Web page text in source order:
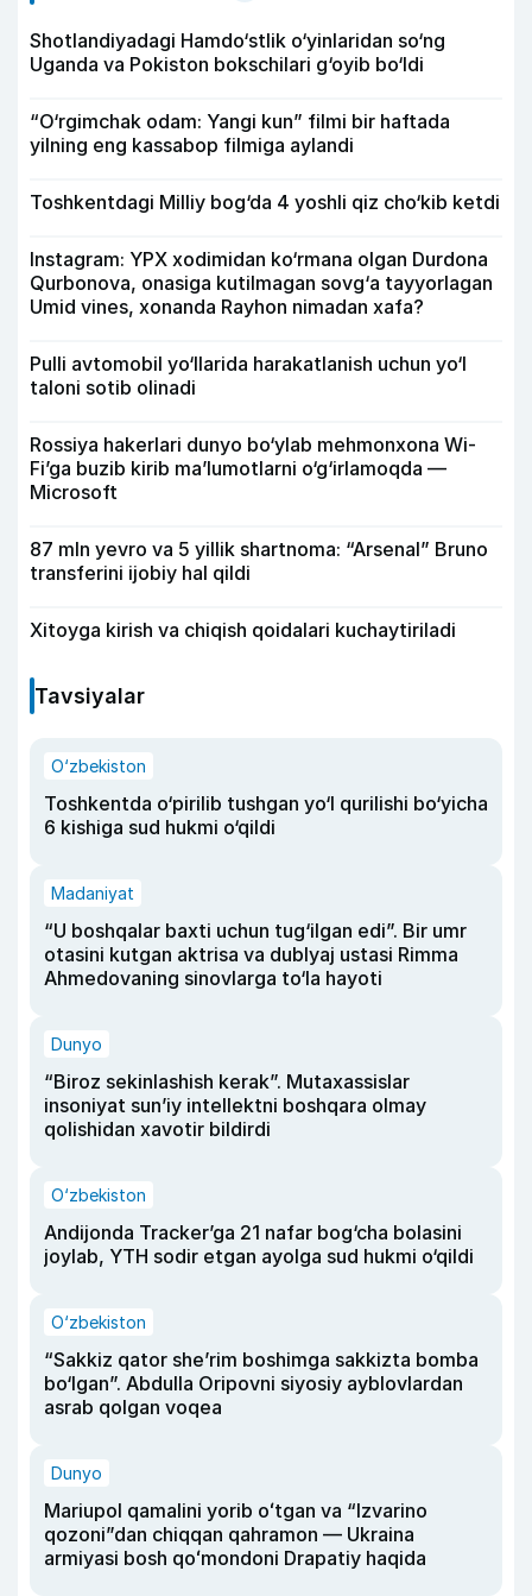
Shotlandiyadagi Hamdo‘stlik o‘yinlaridan so‘ng
Uganda va Pokiston bokschilari g‘oyib bo‘ldi
“O‘rgimchak odam: Yangi kun” filmi bir haftada
yilning eng kassabop filmiga aylandi
Toshkentdagi Milliy bog‘da 4 yoshli qiz cho‘kib ketdi
Instagram: YPX xodimidan ko‘rmana olgan Durdona
Qurbonova, onasiga kutilmagan sovg‘a tayyorlagan
Umid vines, xonanda Rayhon nimadan xafa?
Pulli avtomobil yo‘llarida harakatlanish uchun yo‘l
taloni sotib olinadi
Rossiya hakerlari dunyo bo‘ylab mehmonxona Wi-
Fi’ga buzib kirib ma’lumotlarni o‘g‘irlamoqda —
Microsoft
87 mln yevro va 5 yillik shartnoma: “Arsenal” Bruno
transferini ijobiy hal qildi
Xitoyga kirish va chiqish qoidalari kuchaytiriladi
Tavsiyalar
O‘zbekiston
Toshkentda o‘pirilib tushgan yo‘l qurilishi bo‘yicha
6 kishiga sud hukmi o‘qildi
Madaniyat
“U boshqalar baxti uchun tug‘ilgan edi”. Bir umr
otasini kutgan aktrisa va dublyaj ustasi Rimma
Ahmedovaning sinovlarga to‘la hayoti
Dunyo
“Biroz sekinlashish kerak”. Mutaxassislar
insoniyat sun’iy intellektni boshqara olmay
qolishidan xavotir bildirdi
O‘zbekiston
Andijonda Tracker’ga 21 nafar bog‘cha bolasini
joylab, YTH sodir etgan ayolga sud hukmi o‘qildi
O‘zbekiston
“Sakkiz qator she’rim boshimga sakkizta bomba
bo‘lgan”. Abdulla Oripovni siyosiy ayblovlardan
asrab qolgan voqea
Dunyo
Mariupol qamalini yorib oʻtgan va “Izvarino
qozoni”dan chiqqan qahramon — Ukraina
armiyasi bosh qoʻmondoni Drapatiy haqida